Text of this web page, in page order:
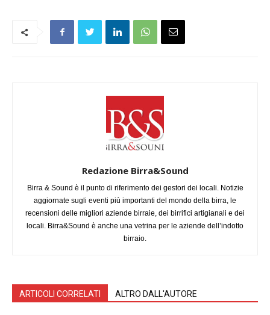
Redazione Birra&Sound
Birra & Sound è il punto di riferimento dei gestori dei locali. Notizie
aggiornate sugli eventi più importanti del mondo della birra, le
recensioni delle migliori aziende birraie, dei birrifici artigianali e dei
locali. Birra&Sound è anche una vetrina per le aziende dell’indotto
birraio.
ARTICOLI CORRELATI ALTRO DALL'AUTORE